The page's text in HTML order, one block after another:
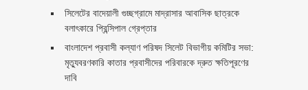
সিলেটের বাদেয়ালী গুচ্ছগ্রামে মাদ্রাসার আবাসিক ছাত্রকে
বলাৎকারে প্রিন্সিপাল গ্রেপ্তার ‎
বাংলাদেশ প্রবাসী কল্যাণ পরিষদ সিলেট বিভাগীয় কমিটির সভা:
মৃত্যুবরণকারি কাতার প্রবাসীদের পরিবারকে দ্রুত ক্ষতিপূরণের
দাবি